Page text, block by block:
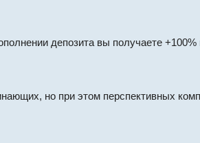
депозита вы получаете
но при этом перспективных